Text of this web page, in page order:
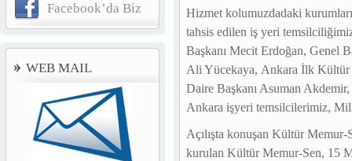
Facebook’da Biz
WEB MAIL
Hizmet kolumuzdadaki
tahsis edilen iş yeri
Başkanı Mecit Erdoğan, Genel
Ali Yücekaya, Ankara İlk
Daire Başkanı Asuman
Ankara işyeri temsilcilerimiz,
Açılışta konuşan Kültür Memur-
kurulan Kültür Memur-Sen, 15